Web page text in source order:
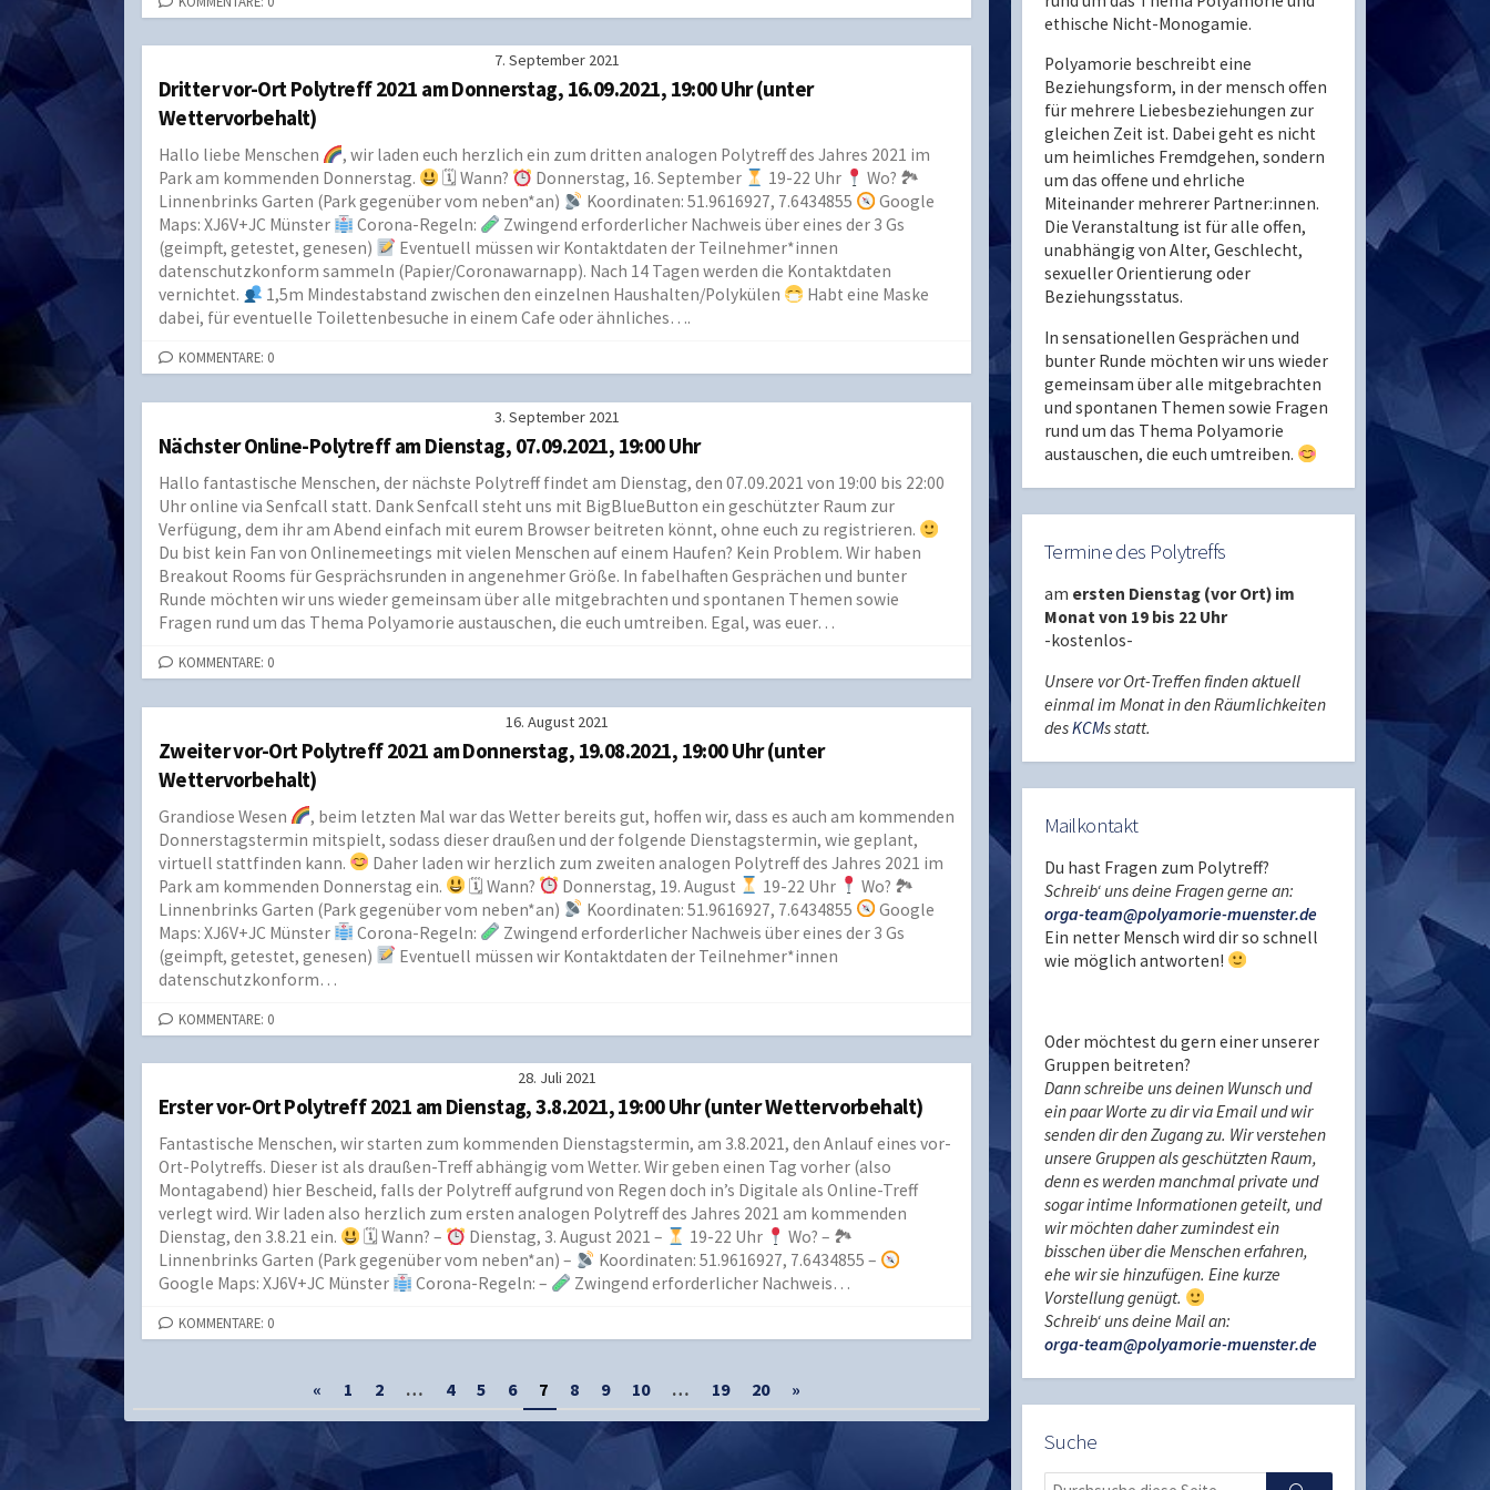
7. September 2021
Dritter vor-Ort Polytreff 2021 am Donnerstag, 16.09.2021, 19:00 Uhr (unter
Wettervorbehalt)
Hallo liebe Menschen
, wir laden euch herzlich ein zum dritten analogen Polytreff des Jahres 2021 im
Park am kommenden Donnerstag.
🗓 Wann? Donnerstag, 16. September 19-22 Uhr
Wo? 🏞
Linnenbrinks Garten (Park gegenüber vom neben*an)
Koordinaten: 51.9616927, 7.6434855
Google
Maps: XJ6V+JC Münster
Corona-Regeln:
Zwingend erforderlicher Nachweis über eines der 3 Gs
(geimpft, getestet, genesen)
Eventuell müssen wir Kontaktdaten der Teilnehmer*innen
datenschutzkonform sammeln (Papier/Coronawarnapp). Nach 14 Tagen werden die Kontaktdaten
vernichtet.
1,5m Mindestabstand zwischen den einzelnen Haushalten/Polykülen
Habt eine Maske
dabei, für eventuelle Toilettenbesuche in einem Cafe oder ähnliches….
KOMMENTARE: 0
3. September 2021
Nächster Online-Polytreff am Dienstag, 07.09.2021, 19:00 Uhr
Hallo fantastische Menschen, der nächste Polytreff findet am Dienstag, den 07.09.2021 von 19:00 bis 22:00
Uhr online via Senfcall statt. Dank Senfcall steht uns mit BigBlueButton ein geschützter Raum zur
Verfügung, dem ihr am Abend einfach mit eurem Browser beitreten könnt, ohne euch zu registrieren.
Du bist kein Fan von Onlinemeetings mit vielen Menschen auf einem Haufen? Kein Problem. Wir haben
Breakout Rooms für Gesprächsrunden in angenehmer Größe. In fabelhaften Gesprächen und bunter
Runde möchten wir uns wieder gemeinsam über alle mitgebrachten und spontanen Themen sowie
Fragen rund um das Thema Polyamorie austauschen, die euch umtreiben. Egal, was euer…
KOMMENTARE: 0
16. August 2021
Zweiter vor-Ort Polytreff 2021 am Donnerstag, 19.08.2021, 19:00 Uhr (unter
Wettervorbehalt)
Grandiose Wesen
, beim letzten Mal war das Wetter bereits gut, hoffen wir, dass es auch am kommenden
Donnerstagstermin mitspielt, sodass dieser draußen und der folgende Dienstagstermin, wie geplant,
virtuell stattfinden kann.
Daher laden wir herzlich zum zweiten analogen Polytreff des Jahres 2021 im
Park am kommenden Donnerstag ein.
🗓 Wann? Donnerstag, 19. August 19-22 Uhr
Wo? 🏞
Linnenbrinks Garten (Park gegenüber vom neben*an)
Koordinaten: 51.9616927, 7.6434855
Google
Maps: XJ6V+JC Münster
Corona-Regeln:
Zwingend erforderlicher Nachweis über eines der 3 Gs
(geimpft, getestet, genesen)
Eventuell müssen wir Kontaktdaten der Teilnehmer*innen
datenschutzkonform…
KOMMENTARE: 0
28. Juli 2021
Erster vor-Ort Polytreff 2021 am Dienstag, 3.8.2021, 19:00 Uhr (unter Wettervorbehalt)
Fantastische Menschen, wir starten zum kommenden Dienstagstermin, am 3.8.2021, den Anlauf eines vor-
Ort-Polytreffs. Dieser ist als draußen-Treff abhängig vom Wetter. Wir geben einen Tag vorher (also
Montagabend) hier Bescheid, falls der Polytreff aufgrund von Regen doch in’s Digitale als Online-Treff
verlegt wird. Wir laden also herzlich zum ersten analogen Polytreff des Jahres 2021 am kommenden
Dienstag, den 3.8.21 ein.
🗓 Wann? – Dienstag, 3. August 2021 – 19-22 Uhr
Wo? – 🏞
Linnenbrinks Garten (Park gegenüber vom neben*an) –
Koordinaten: 51.9616927, 7.6434855 –
Google Maps: XJ6V+JC Münster
Corona-Regeln: – Zwingend erforderlicher Nachweis…
KOMMENTARE: 0
Seitennummerierung
der
Beiträge
« 1 2 … 4 5 6 7 8 9 10 … 19 20 »
ethische Nicht-Monogamie.
Polyamorie beschreibt eine
Beziehungsform, in der mensch offen
für mehrere Liebesbeziehungen zur
gleichen Zeit ist. Dabei geht es nicht
um heimliches Fremdgehen, sondern
um das offene und ehrliche
Miteinander mehrerer Partner:innen.
Die Veranstaltung ist für alle offen,
unabhängig von Alter, Geschlecht,
sexueller Orientierung oder
Beziehungsstatus.
In sensationellen Gesprächen und
bunter Runde möchten wir uns wieder
gemeinsam über alle mitgebrachten
und spontanen Themen sowie Fragen
rund um das Thema Polyamorie
austauschen, die euch umtreiben.
Termine des Polytreffs
am ersten Dienstag (vor Ort) im
Monat von 19 bis 22 Uhr
-kostenlos-
Unsere vor Ort-Treffen finden aktuell
einmal im Monat in den Räumlichkeiten
desKCMs statt.
Mailkontakt
Du hast Fragen zum Polytreff?
Schreib‘ uns deine Fragen gerne an:
orga-team@polyamorie-muenster.de
Ein netter Mensch wird dir so schnell
wie möglich antworten!
Oder möchtest du gern einer unserer
Gruppen beitreten?
Dann schreibe uns deinen Wunsch und
ein paar Worte zu dir via Email und wir
senden dir den Zugang zu. Wir verstehen
unsere Gruppen als geschützten Raum,
denn es werden manchmal private und
sogar intime Informationen geteilt, und
wir möchten daher zumindest ein
bisschen über die Menschen erfahren,
ehe wir sie hinzufügen. Eine kurze
Vorstellung genügt.
Schreib‘ uns deine Mail an:
orga-team@polyamorie-muenster.de
Suche
Search